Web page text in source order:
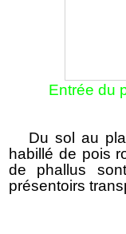
Entrée du
Du sol au
habillé de pois
de phallus
présentoirs